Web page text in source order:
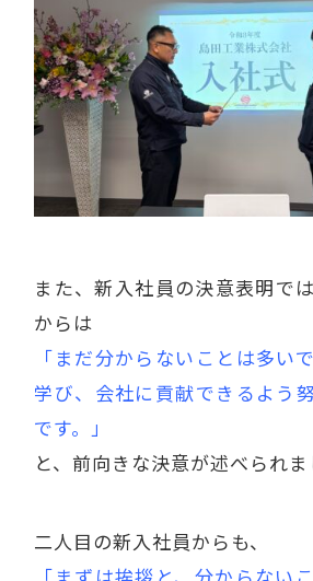
また、新入社員の決意表明で
からは
「まだ分からないことは多い
学び、会社に貢献できるよう
です。」
と、前向きな決意が述べられま
二人目の新入社員からも、